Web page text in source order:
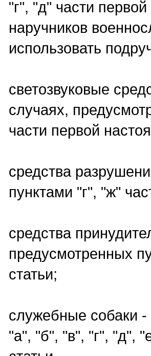
"г", "д" части
наручников
использовать
светозвуковые
случаях,
части первой
средства
пунктами "г", "ж"
средства
предусмотренных
статьи;
служебные собаки
"а", "б", "в", "г", "д",